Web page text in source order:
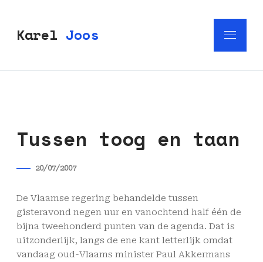
Karel Joos
Tussen toog en taan
20/07/2007
De Vlaamse regering behandelde tussen
gisteravond negen uur en vanochtend half één de
bijna tweehonderd punten van de agenda. Dat is
uitzonderlijk, langs de ene kant letterlijk omdat
vandaag oud-Vlaams minister Paul Akkermans